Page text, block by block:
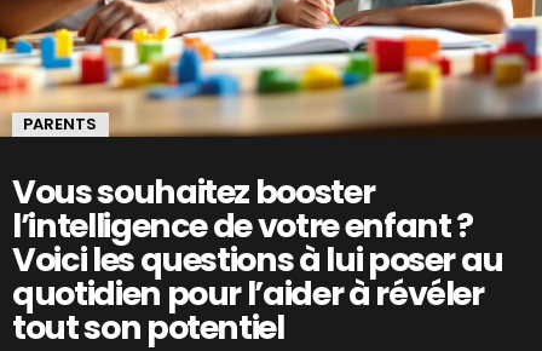
PARENTS
Vous souhaitez booster
l’intelligence de votre enfant ?
Voici les questions à lui poser au
quotidien pour l’aider à révéler
tout son potentiel